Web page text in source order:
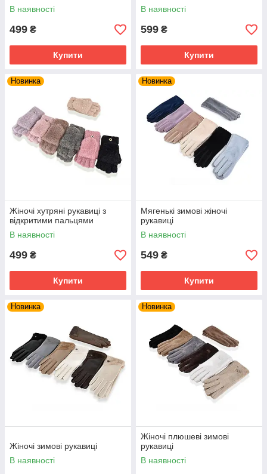
В наявності
499 ₴
Купити
В наявності
599 ₴
Купити
Новинка
Жіночі хутряні рукавиці з
відкритими пальцями
В наявності
499 ₴
Купити
Новинка
Мягенькі зимові жіночі
рукавиці
В наявності
549 ₴
Купити
Новинка
Жіночі зимові рукавиці
В наявності
Новинка
Жіночі плюшеві зимові
рукавиці
В наявності